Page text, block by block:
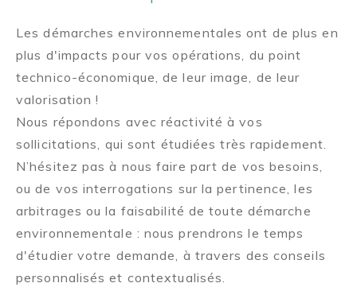
Les démarches environnementales ont de plus en
plus d'impacts pour vos opérations, du point
technico-économique, de leur image, de leur
valorisation !
Nous répondons avec réactivité à vos
sollicitations, qui sont étudiées très rapidement.
N’hésitez pas à nous faire part de vos besoins,
ou de vos interrogations sur la pertinence, les
arbitrages ou la faisabilité de toute démarche
environnementale : nous prendrons le temps
d'étudier votre demande, à travers des conseils
personnalisés et contextualisés.